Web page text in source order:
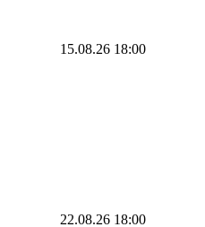
15.08.26 18:00
22.08.26 18:00